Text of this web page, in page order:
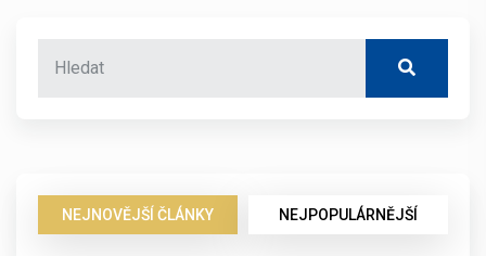
NEJNOVĚJŠÍ ČLÁNKY NEJPOPULÁRNĚJŠÍ